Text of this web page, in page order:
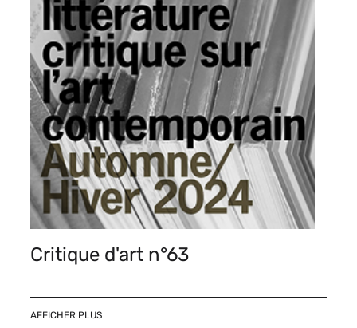
Critique d'art n°63
AFFICHER PLUS